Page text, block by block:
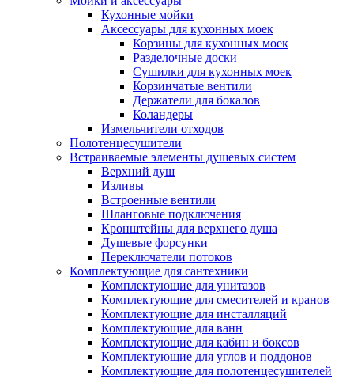
Кухонные мойки
Аксессуары для кухонных моек
Корзины для кухонных моек
Разделочные доски
Сушилки для кухонных моек
Корзинчатые вентили
Держатели для бокалов
Коландеры
Измельчители отходов
Полотенцесушители
Встраиваемые элементы душевых систем
Верхний душ
Изливы
Встроенные вентили
Шланговые подключения
Кронштейны для верхнего душа
Душевые форсунки
Переключатели потоков
Комплектующие для сантехники
Комплектующие для унитазов
Комплектующие для смесителей и кранов
Комплектующие для инсталляций
Комплектующие для ванн
Комплектующие для кабин и боксов
Комплектующие для углов и поддонов
Комплектующие для полотенцесушителей